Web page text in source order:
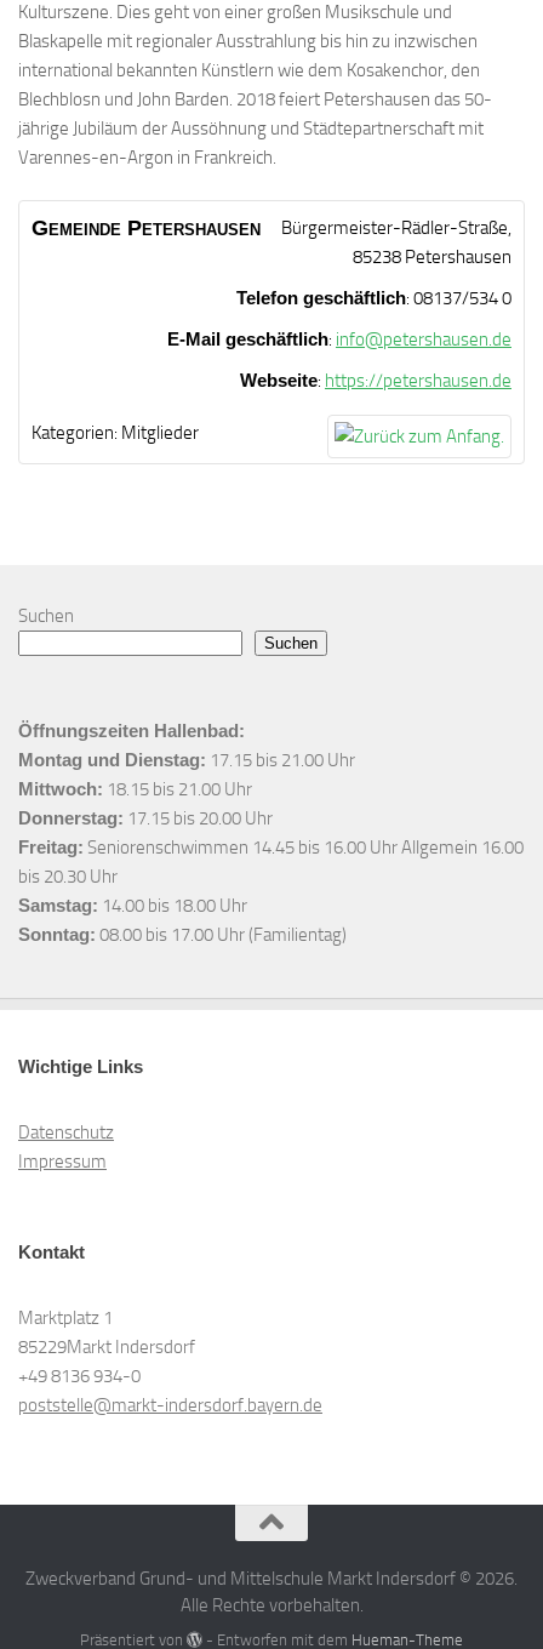
Kulturszene. Dies geht von einer großen Musikschule und
Blaskapelle mit regionaler Ausstrahlung bis hin zu inzwischen
international bekannten Künstlern wie dem Kosakenchor, den
Blechblosn und John Barden. 2018 feiert Petershausen das 50-
jährige Jubiläum der Aussöhnung und Städtepartnerschaft mit
Varennes-en-Argon in Frankreich.
Gemeinde Petershausen
Bürgermeister-Rädler-Straße,
85238 Petershausen
Telefon geschäftlich: 08137/534 0
E-Mail geschäftlich: info@petershausen.de
Webseite: https://petershausen.de
Kategorien: Mitglieder
Suchen
Suchen
Öffnungszeiten Hallenbad:
Montag und Dienstag: 17.15 bis 21.00 Uhr
Mittwoch: 18.15 bis 21.00 Uhr
Donnerstag: 17.15 bis 20.00 Uhr
Freitag: Seniorenschwimmen 14.45 bis 16.00 Uhr Allgemein 16.00
bis 20.30 Uhr
Samstag: 14.00 bis 18.00 Uhr
Sonntag: 08.00 bis 17.00 Uhr (Familientag)
Wichtige Links
Datenschutz
Impressum
Kontakt
Marktplatz 1
85229Markt Indersdorf
+49 8136 934-0
poststelle@markt-indersdorf.bayern.de
Zweckverband Grund- und Mittelschule Markt Indersdorf © 2026.
Alle Rechte vorbehalten.
Präsentiert von - Entworfen mit dem Hueman-Theme